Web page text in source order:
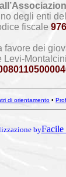
degli enti
fiscale
favore dei
Levi-
di orientamento •
byFacile